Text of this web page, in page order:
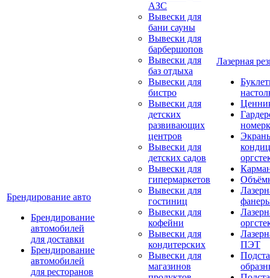
Брендирование авто
Брендирование
автомобилей
для доставки
Брендирование
автомобилей
для ресторанов
АЗС
Вывески для
бани сауны
Вывески для
барбершопов
Вывески для
баз отдыха
Вывески для
бистро
Вывески для
детских
развивающих
центров
Вывески для
детских садов
Вывески для
гипермаркетов
Вывески для
гостиниц
Вывески для
кофейни
Вывески для
кондитерских
Вывески для
магазинов
Лазерная
ПЭТ